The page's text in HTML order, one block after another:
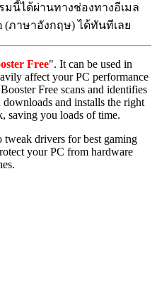
นี้ได้ผ่านทางช่องทางอีเมล
(ภาษาอังกฤษ) ได้ทันทีเลย
Free". It can be used in
affect your PC performance
Free scans and identifies
and installs the right
saving you loads of time.
tweak drivers for best gaming
your PC from hardware